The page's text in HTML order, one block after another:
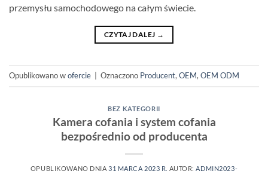
przemysłu samochodowego na całym świecie.
CZYTAJ DALEJ →
Opublikowano wofercie Oznaczono Producent, OEM, OEM ODM
BEZ KATEGORII
Kamera cofania i system cofania
bezpośrednio od producenta
OPUBLIKOWANO DNIA31 MARCA 2023 R. AUTOR:ADMIN2023-